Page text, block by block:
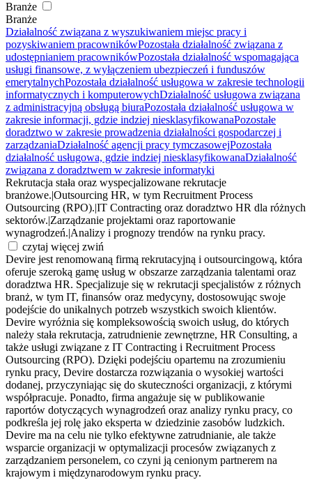
Branże
Branże
Działalność związana z wyszukiwaniem miejsc pracy i
pozyskiwaniem pracownikówPozostała działalność związana z
udostępnianiem pracownikówPozostała działalność wspomagająca
usługi finansowe, z wyłączeniem ubezpieczeń i funduszów
emerytalnychPozostała działalność usługowa w zakresie technologii
informatycznych i komputerowychDziałalność usługowa związana
z administracyjną obsługą biuraPozostała działalność usługowa w
zakresie informacji, gdzie indziej niesklasyfikowanaPozostałe
doradztwo w zakresie prowadzenia działalności gospodarczej i
zarządzaniaDziałalność agencji pracy tymczasowejPozostała
działalność usługowa, gdzie indziej niesklasyfikowanaDziałalność
związana z doradztwem w zakresie informatyki
Rekrutacja stała oraz wyspecjalizowane rekrutacje
branżowe. Outsourcing HR, w tym Recruitment Process
Outsourcing (RPO). IT Contracting oraz doradztwo HR dla różnych
sektorów. Zarządzanie projektami oraz raportowanie
wynagrodzeń. Analizy i prognozy trendów na rynku pracy.
czytaj więcej zwiń
Devire jest renomowaną firmą rekrutacyjną i outsourcingową, która
oferuje szeroką gamę usług w obszarze zarządzania talentami oraz
doradztwa HR. Specjalizuje się w rekrutacji specjalistów z różnych
branż, w tym IT, finansów oraz medycyny, dostosowując swoje
podejście do unikalnych potrzeb wszystkich swoich klientów.
Devire wyróżnia się kompleksowością swoich usług, do których
należy stała rekrutacja, zatrudnienie zewnętrzne, HR Consulting, a
także usługi związane z IT Contracting i Recruitment Process
Outsourcing (RPO). Dzięki podejściu opartemu na zrozumieniu
rynku pracy, Devire dostarcza rozwiązania o wysokiej wartości
dodanej, przyczyniając się do skuteczności organizacji, z którymi
współpracuje. Ponadto, firma angażuje się w publikowanie
raportów dotyczących wynagrodzeń oraz analizy rynku pracy, co
podkreśla jej rolę jako eksperta w dziedzinie zasobów ludzkich.
Devire ma na celu nie tylko efektywne zatrudnianie, ale także
wsparcie organizacji w optymalizacji procesów związanych z
zarządzaniem personelem, co czyni ją cenionym partnerem na
krajowym i międzynarodowym rynku pracy.